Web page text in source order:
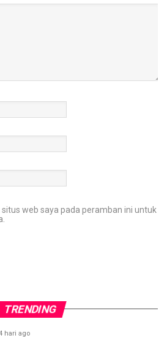
web saya pada peramban ini untuk
TRENDING
hari ago